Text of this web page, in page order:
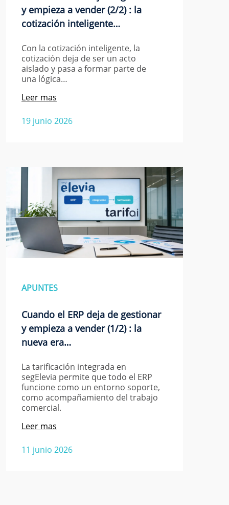
y empieza a vender (2/2) : la
cotización inteligente…
Con la cotización inteligente, la
cotización deja de ser un acto
aislado y pasa a formar parte de
una lógica…
19 junio 2026
Leer mas
APUNTES
Cuando el ERP deja de gestionar
y empieza a vender (1/2) : la
nueva era…
La tarificación integrada en
segElevia permite que todo el ERP
funcione como un entorno soporte,
como acompañamiento del trabajo
comercial.
11 junio 2026
Leer mas